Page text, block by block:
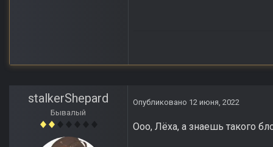
stalkerShepard
Бывалый
Опубликовано 12 июня, 2022
Ооо, Лёха, а знаешь такого